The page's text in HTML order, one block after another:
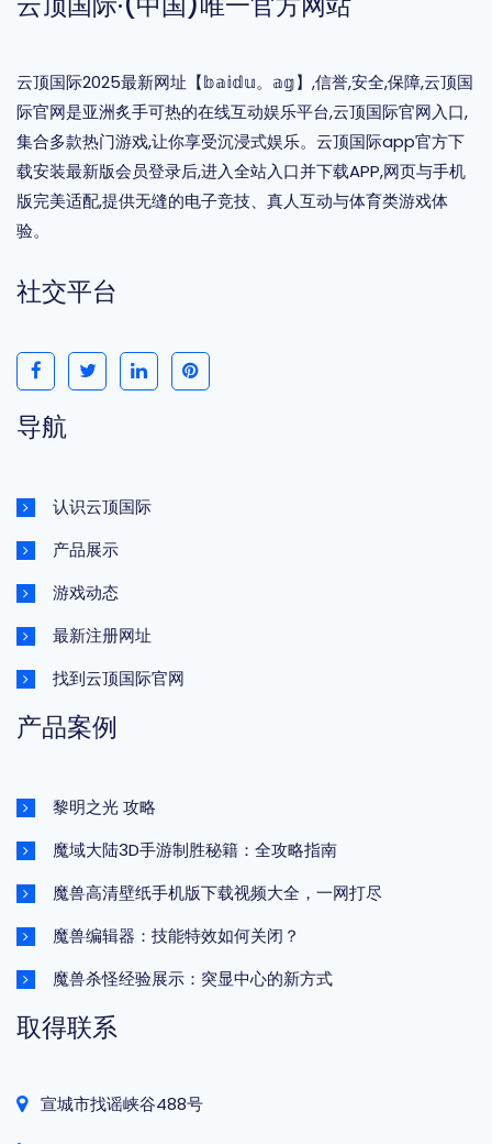
云顶国际2025最新网址【𝕓𝕒𝕚𝕕𝕦。𝕒𝕘】,信誉,安全,保障,云顶国
际官网是亚洲炙手可热的在线互动娱乐平台,云顶国际官网入口,
集合多款热门游戏,让你享受沉浸式娱乐。云顶国际app官方下
载安装最新版会员登录后,进入全站入口并下载APP,网页与手机
版完美适配,提供无缝的电子竞技、真人互动与体育类游戏体
验。
社交平台
导航
认识云顶国际
产品展示
游戏动态
最新注册网址
找到云顶国际官网
产品案例
黎明之光 攻略
魔域大陆3D手游制胜秘籍：全攻略指南
魔兽高清壁纸手机版下载视频大全，一网打尽
魔兽编辑器：技能特效如何关闭？
魔兽杀怪经验展示：突显中心的新方式
取得联系
宣城市找谣峡谷488号